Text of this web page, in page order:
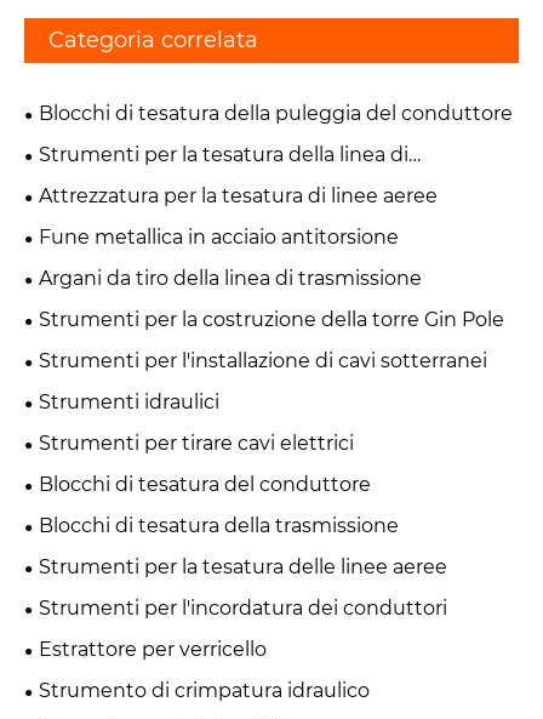
Categoria correlata
Blocchi di tesatura della puleggia del conduttore
Strumenti per la tesatura della linea di
trasmissione
Attrezzatura per la tesatura di linee aeree
Fune metallica in acciaio antitorsione
Argani da tiro della linea di trasmissione
Strumenti per la costruzione della torre Gin Pole
Strumenti per l'installazione di cavi sotterranei
Strumenti idraulici
Strumenti per tirare cavi elettrici
Blocchi di tesatura del conduttore
Blocchi di tesatura della trasmissione
Strumenti per la tesatura delle linee aeree
Strumenti per l'incordatura dei conduttori
Estrattore per verricello
Strumento di crimpatura idraulico